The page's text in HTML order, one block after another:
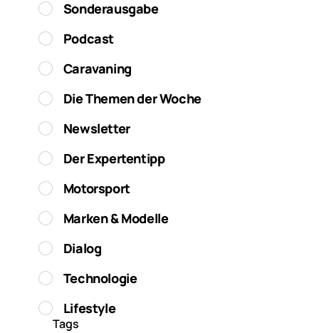
Sonderausgabe
Podcast
Caravaning
Die Themen der Woche
Newsletter
Der Expertentipp
Motorsport
Marken & Modelle
Dialog
Technologie
Lifestyle
Tags